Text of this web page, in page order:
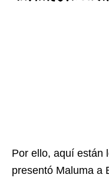
Por ello, aquí están
presentó Maluma a